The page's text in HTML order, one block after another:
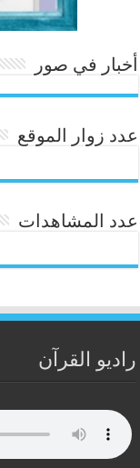
أخبار في صور
عدد زوار الموقع
عدد المشاهدات
راديو القرآن